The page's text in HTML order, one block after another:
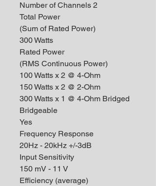
Number of Channels 2
Total Power
(Sum of Rated Power)
300 Watts
Rated Power
(RMS Continuous Power)
100 Watts x 2 @ 4-Ohm
150 Watts x 2 @ 2-Ohm
300 Watts x 1 @ 4-Ohm Bridged
Bridgeable
Yes
Frequency Response
20Hz - 20kHz +/-3dB
Input Sensitivity
150 mV - 11 V
Efficiency (average)